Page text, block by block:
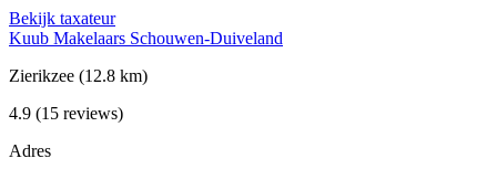
Bekijk taxateur
Kuub Makelaars Schouwen-Duiveland
Zierikzee (12.8 km)
4.9 (15 reviews)
Adres